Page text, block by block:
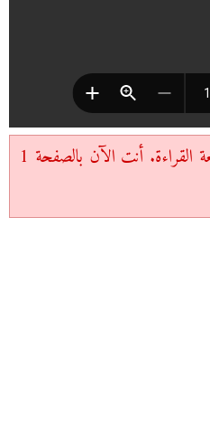
اضغط على الصفحة التالية لمتابعة القراءة. أنت الآن بالصفحة 1